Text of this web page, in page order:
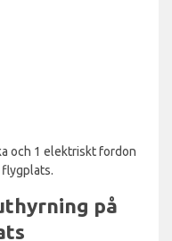
och 1 elektriskt fordon
flygplats.
på